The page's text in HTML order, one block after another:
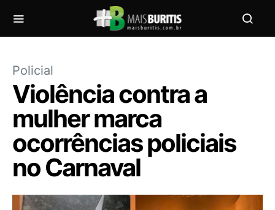
Policial
Violência contra a
mulher marca
ocorrências policiais
no Carnaval